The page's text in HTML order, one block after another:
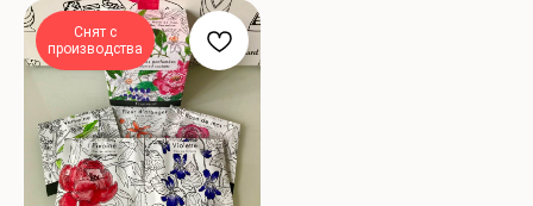
Снят с
производства